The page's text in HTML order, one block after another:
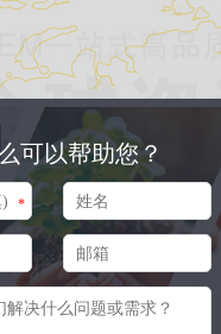
可以帮助您？
*